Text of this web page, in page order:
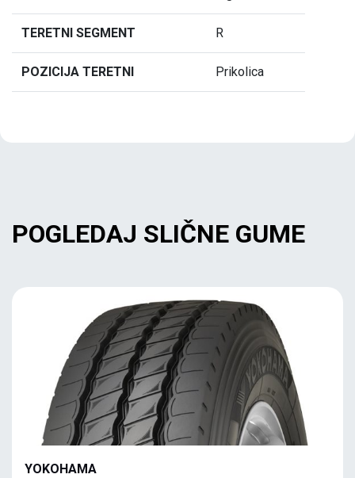
TERETNI SEGMENT R
POZICIJA TERETNI Prikolica
POGLEDAJ SLIČNE GUME
YOKOHAMA